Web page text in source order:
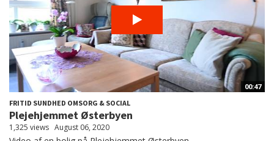
00:47
FRITID SUNDHED OMSORG & SOCIAL
Plejehjemmet Østerbyen
1,325 views August 06, 2020